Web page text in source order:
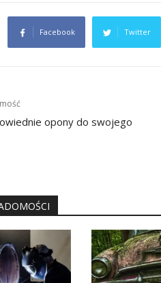
Facebook Twitter
opony do swojego